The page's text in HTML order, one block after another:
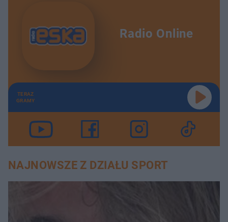
Radio Online
TERAZ
GRAMY
NAJNOWSZE Z DZIAŁU SPORT